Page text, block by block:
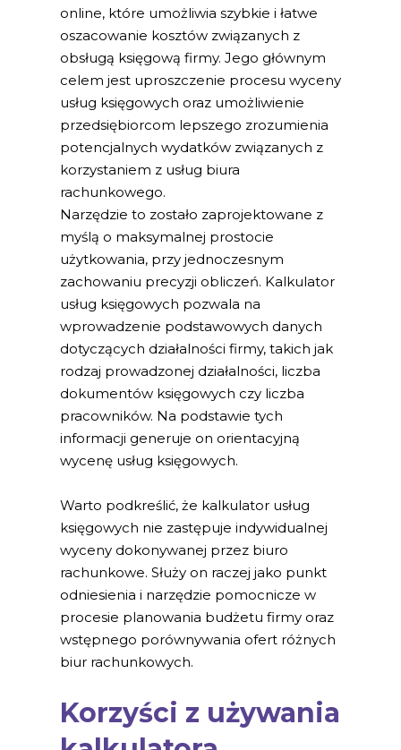
online, które umożliwia szybkie i łatwe
oszacowanie kosztów związanych z
obsługą księgową firmy. Jego głównym
celem jest uproszczenie procesu wyceny
usług księgowych oraz umożliwienie
przedsiębiorcom lepszego zrozumienia
potencjalnych wydatków związanych z
korzystaniem z usług biura
rachunkowego.
Narzędzie to zostało zaprojektowane z
myślą o maksymalnej prostocie
użytkowania, przy jednoczesnym
zachowaniu precyzji obliczeń. Kalkulator
usług księgowych pozwala na
wprowadzenie podstawowych danych
dotyczących działalności firmy, takich jak
rodzaj prowadzonej działalności, liczba
dokumentów księgowych czy liczba
pracowników. Na podstawie tych
informacji generuje on orientacyjną
wycenę usług księgowych.
Warto podkreślić, że kalkulator usług
księgowych nie zastępuje indywidualnej
wyceny dokonywanej przez biuro
rachunkowe. Służy on raczej jako punkt
odniesienia i narzędzie pomocnicze w
procesie planowania budżetu firmy oraz
wstępnego porównywania ofert różnych
biur rachunkowych.
Korzyści z używania